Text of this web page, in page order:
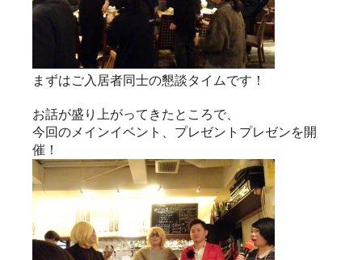
まずはご入居者同士の懇談タイムです！
お話が盛り上がってきたところで、
今回のメインイベント、プレゼントプレゼンを開
催！